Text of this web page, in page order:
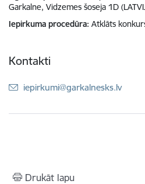
Garkalne, Vidzemes šoseja 1D
Iepirkuma procedūra Atklāts
Kontakti
E-pasts:
iepirkumi@garkalnesks.lv
Drukāt lapu